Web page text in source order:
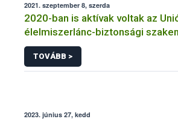
2021. szeptember 8, szerda
2020-ban is aktívak voltak az
élelmiszerlánc-biztonsági
TOVÁBB >
2023. június 27, kedd